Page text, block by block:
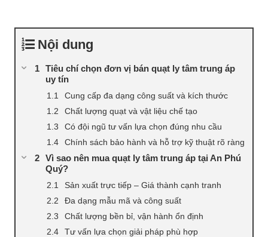
Nội dung
Tiêu chí chọn đơn vị bán quạt ly tâm trung áp
uy tín
Cung cấp đa dạng công suất và kích thước
Chất lượng quạt và vật liệu chế tạo
Có đội ngũ tư vấn lựa chọn đúng nhu cầu
Chính sách bảo hành và hỗ trợ kỹ thuật rõ ràng
Vì sao nên mua quạt ly tâm trung áp tại An Phú
Quý?
Sản xuất trực tiếp – Giá thành cạnh tranh
Đa dạng mẫu mã và công suất
Chất lượng bền bỉ, vận hành ổn định
Tư vấn lựa chọn giải pháp phù hợp